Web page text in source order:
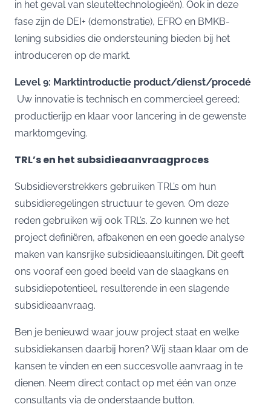
in het geval van sleuteltechnologieën). Ook in deze
fase zijn de DEI+ (demonstratie), EFRO en BMKB-
lening subsidies die ondersteuning bieden bij het
introduceren op de markt.
Level 9: Marktintroductie product/dienst/procedé
Uw innovatie is technisch en commercieel gereed;
productierijp en klaar voor lancering in de gewenste
marktomgeving.
TRL’s en het subsidieaanvraagproces
Subsidieverstrekkers gebruiken TRL’s om hun
subsidieregelingen structuur te geven. Om deze
reden gebruiken wij ook TRL’s. Zo kunnen we het
project definiëren, afbakenen en een goede analyse
maken van kansrijke subsidieaansluitingen. Dit geeft
ons vooraf een goed beeld van de slaagkans en
subsidiepotentieel, resulterende in een slagende
subsidieaanvraag.
Ben je benieuwd waar jouw project staat en welke
subsidiekansen daarbij horen? Wij staan klaar om de
kansen te vinden en een succesvolle aanvraag in te
dienen. Neem direct contact op met één van onze
consultants via de onderstaande button.